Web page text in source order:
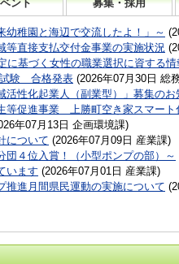
ント 募集・採用
幼稚園と海辺で交流したよ！」～ (
等直接支払交付金事業の実施状況 (
に基づく女性の職業選択に資する
試験 合格発表 (2026年07月30日 総
活性化起業人（副業型）」募集のお
等促進事業 上勝町空き家スマー
年07月13日 企画環境課)
について (2026年07月09日 産業課)
団４位入賞！（小型ポンプの部）～
います (2026年07月01日 産業課)
推進月間県民運動の実施について (